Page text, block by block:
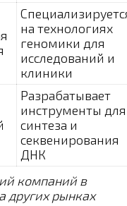
на технологиях
геномики для
исследований и
клиники
Разрабатывает
инструменты для
синтеза и
секвенирования
ДНК
компаний в
других рынках